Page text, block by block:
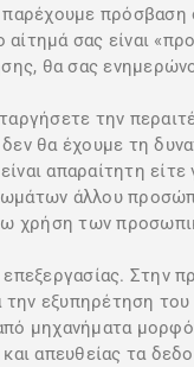
πρόσβαση
σας είναι
θα σας
την
θα έχουμε τη
απαραίτητη είτε
άλλου
χρήση των
Στην
την εξυπηρέτηση του
μηχανήματα
απευθείας τα